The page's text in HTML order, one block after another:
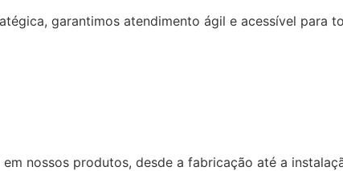
garantimos atendimento ágil e acessível para
nossos produtos, desde a fabricação até a